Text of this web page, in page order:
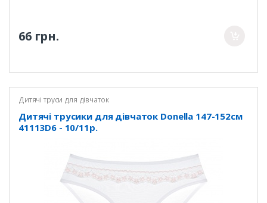
66 грн.
Дитячі труси для дівчаток
Дитячі трусики для дівчаток Donella 147-152см
41113D6 - 10/11р.